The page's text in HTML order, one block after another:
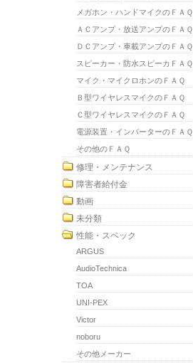
メガホン・ハンドマイクのＦＡＱ
ＡＣアンプ・放送アンプのＦＡＱ
ＤＣアンプ・車載アンプのＦＡＱ
スピーカー・防水スピーカＦＡＱ
マイク・マイクロホンのＦＡＱ
Ｂ型ワイヤレスマイクのＦＡＱ
Ｃ型ワイヤレスマイクのＦＡＱ
電源装置・インバーターのＦＡＱ
その他のＦＡＱ
修理・メンテナンス
障害者給付金
動画
未分類
性能・スペック
ARGUS
AudioTechnica
TOA
UNI-PEX
Victor
noboru
その他メーカー